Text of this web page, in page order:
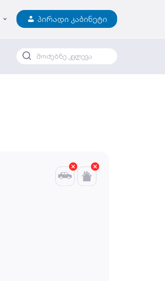
პირადი კაბინეტი